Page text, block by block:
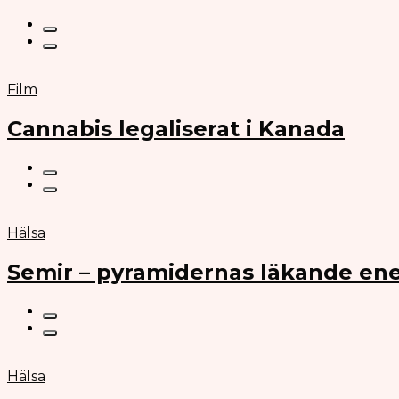
Film
Cannabis legaliserat i Kanada
Hälsa
Semir – pyramidernas läkande
Hälsa